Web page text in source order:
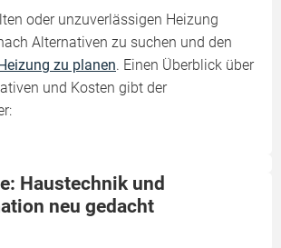
oder unzuverlässigen Heizung
Alternativen zu suchen und den
zu planen. Einen Überblick über
und Kosten gibt der
Haustechnik und
neu gedacht